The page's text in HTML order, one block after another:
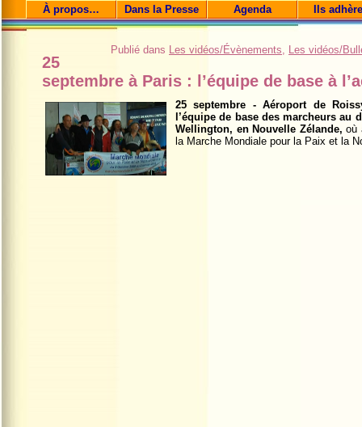
À propos… Dans la Presse Agenda Ils
Publié dans Les vidéos/Évènements, Les vidéos/
25
septembre à Paris : l’équipe de base à
25 septembre - Aéroport de
l’équipe de base des marcheurs au
Wellington, en Nouvelle Zélande, où
la Marche Mondiale pour la Paix et la